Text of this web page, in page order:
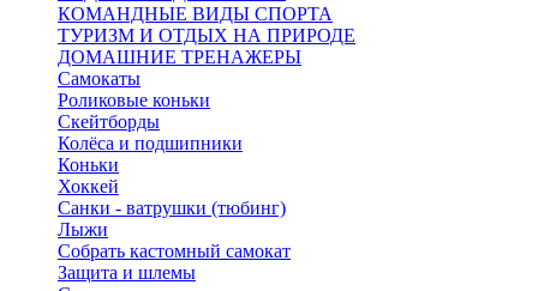
КОМАНДНЫЕ ВИДЫ СПОРТА
ТУРИЗМ И ОТДЫХ НА ПРИРОДЕ
ДОМАШНИЕ ТРЕНАЖЕРЫ
Самокаты
Роликовые коньки
Скейтборды
Колёса и подшипники
Коньки
Хоккей
Санки - ватрушки (тюбинг)
Лыжи
Собрать кастомный самокат
Защита и шлемы